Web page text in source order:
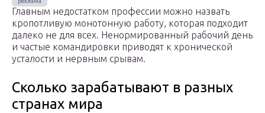
Главным недостатком профессии можно назвать
кропотливую монотонную работу, которая подходит
далеко не для всех. Ненормированный рабочий день
и частые командировки приводят к хронической
усталости и нервным срывам.
Сколько зарабатывают в разных
странах мира